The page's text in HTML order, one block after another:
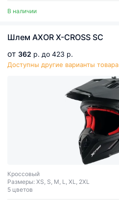
В наличии
Шлем AXOR X-CROSS SC
от 362 р. до 423 р.
Доступны другие варианты товара
Кроссовый
Размеры: XS, S, M, L, XL, 2XL
5 цветов